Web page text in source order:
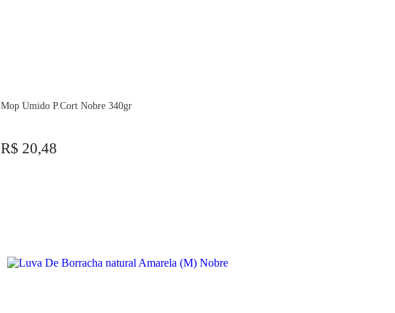
Mop Úmido P.Cort Nobre 340gr
R$ 20,48